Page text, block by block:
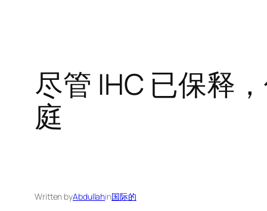
尽管 IHC 已保释
庭
Written byAbdullahin国际的